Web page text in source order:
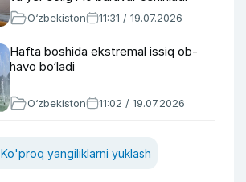
O‘zbekiston 11:31 / 19.07.2026
Hafta boshida ekstremal issiq ob-
havo bo‘ladi
O‘zbekiston 11:02 / 19.07.2026
Ko'proq yangiliklarni yuklash